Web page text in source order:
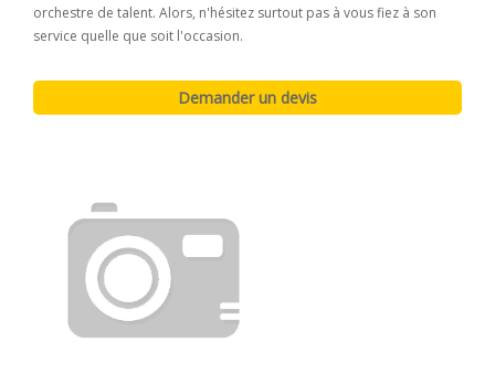
orchestre de talent. Alors, n'hésitez surtout pas à vous fiez à son
service quelle que soit l'occasion.